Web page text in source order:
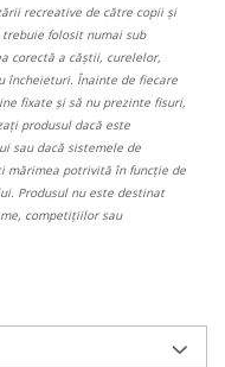
recreative de către copii și
folosit numai sub
corectă a căștii, curelelor,
încheieturi. Înainte de fiecare
fixate și să nu prezinte fisuri,
produsul dacă este
sau dacă sistemele de
mărimea potrivită în funcție de
Produsul nu este destinat
competițiilor sau